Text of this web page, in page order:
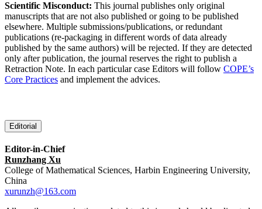
Scientific Misconduct: This journal publishes only original
manuscripts that are not also published or going to be published
elsewhere. Multiple submissions/publications, or redundant
publications (re-packaging in different words of data already
published by the same authors) will be rejected. If they are detected
only after publication, the journal reserves the right to publish a
Retraction Note. In each particular case Editors will follow COPE’s
Core Practices and implement the advices.
Editorial
Editor-in-Chief
Runzhang Xu
College of Mathematical Sciences, Harbin Engineering University,
China
xurunzh@163.com